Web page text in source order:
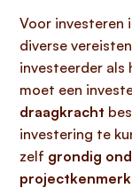
Voor investeren
diverse
investeerder
moet een
draagkracht
investering te
zelf grondig